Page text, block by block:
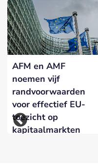
AFM en AMF
noemen vijf
randvoorwaarden
voor effectief EU-
toezicht op
kapitaalmarkten